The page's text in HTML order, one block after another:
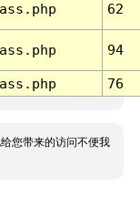
62
94
76
您带来的访问不便我